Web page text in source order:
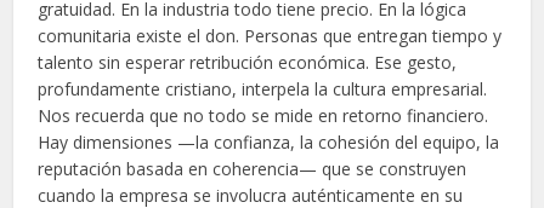
gratuidad. En la industria todo tiene precio. En la lógica
comunitaria existe el don. Personas que entregan tiempo y
talento sin esperar retribución económica. Ese gesto,
profundamente cristiano, interpela la cultura empresarial.
Nos recuerda que no todo se mide en retorno financiero.
Hay dimensiones —la confianza, la cohesión del equipo, la
reputación basada en coherencia— que se construyen
cuando la empresa se involucra auténticamente en su